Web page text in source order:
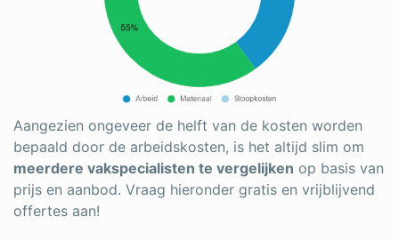
Aangezien ongeveer de helft van de kosten worden
bepaald door de arbeidskosten, is het altijd slim om
meerdere vakspecialisten te vergelijken op basis van
prijs en aanbod. Vraag hieronder gratis en vrijblijvend
offertes aan!